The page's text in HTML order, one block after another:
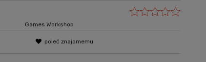
Games Workshop
poleć znajomemu